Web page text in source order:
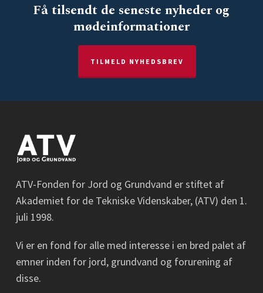
Få tilsendt de seneste nyheder og
mødeinformationer
TILMELD NYHEDSBREV
ATV-Fonden for Jord og Grundvand er stiftet af
Akademiet for de Tekniske Videnskaber, (ATV) den 1.
juli 1998.
Vi er en fond for alle med interesse i en bred palet af
emner inden for jord, grundvand og forurening af
disse.